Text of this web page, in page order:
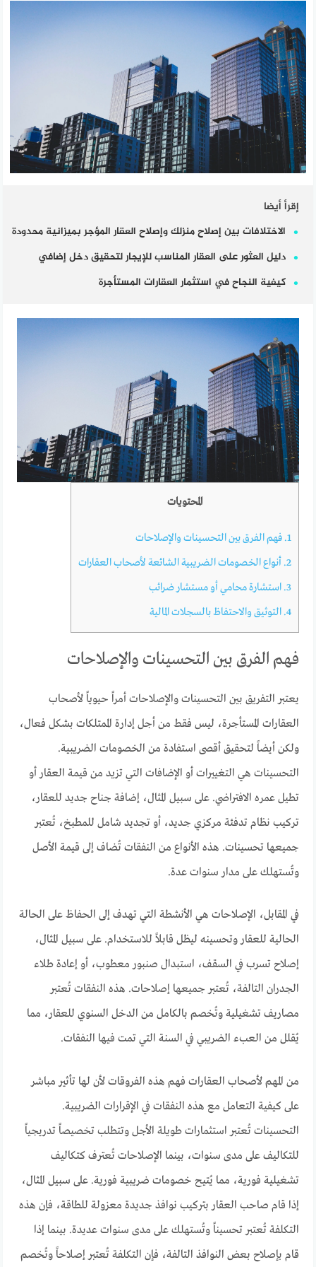
إقرأ أيضا
الاختلافات بين إصلاح منزلك وإصلاح العقار المؤجر بميزانية محدودة
دليل العثور على العقار المناسب للإيجار لتحقيق دخل إضافي
كيفية النجاح في استثمار العقارات المستأجرة
المحتويات
1. فهم الفرق بين التحسينات والإصلاحات
2. أنواع الخصومات الضريبية الشائعة لأصحاب العقارات
3. استشارة محامي أو مستشار ضرائب
4. التوثيق والاحتفاظ بالسجلات المالية
فهم الفرق بين التحسينات والإصلاحات
يعتبر التفريق بين التحسينات والإصلاحات أمراً حيوياً لأصحاب
العقارات المستأجرة، ليس فقط من أجل إدارة الممتلكات بشكل فعال،
ولكن أيضاً لتحقيق أقصى استفادة من الخصومات الضريبية.
التحسينات هي التغييرات أو الإضافات التي تزيد من قيمة العقار أو
تطيل عمره الافتراضي. على سبيل المثال، إضافة جناح جديد للعقار،
تركيب نظام تدفئة مركزي جديد، أو تجديد شامل للمطبخ، تُعتبر
جميعها تحسينات. هذه الأنواع من النفقات تُضاف إلى قيمة الأصل
وتُستهلك على مدار سنوات عدة.
في المقابل، الإصلاحات هي الأنشطة التي تهدف إلى الحفاظ على الحالة
الحالية للعقار وتحسينه ليظل قابلاً للاستخدام. على سبيل المثال،
إصلاح تسرب في السقف، استبدال صنبور معطوب، أو إعادة طلاء
الجدران التالفة، تُعتبر جميعها إصلاحات. هذه النفقات تُعتبر
مصاريف تشغيلية وتُخصم بالكامل من الدخل السنوي للعقار، مما
يُقلل من العبء الضريبي في السنة التي تمت فيها النفقات.
من المهم لأصحاب العقارات فهم هذه الفروقات لأن لها تأثير مباشر
على كيفية التعامل مع هذه النفقات في الإقرارات الضريبية.
التحسينات تُعتبر استثمارات طويلة الأجل وتتطلب تخصيصاً تدريجياً
للتكاليف على مدى سنوات، بينما الإصلاحات تُعترف كتكاليف
تشغيلية فورية، مما يُتيح خصومات ضريبية فورية. على سبيل المثال،
إذا قام صاحب العقار بتركيب نوافذ جديدة معزولة للطاقة، فإن هذه
التكلفة تُعتبر تحسيناً وتُستهلك على مدى سنوات عديدة. بينما إذا
قام بإصلاح بعض النوافذ التالفة، فإن التكلفة تُعتبر إصلاحاً وتُخصم